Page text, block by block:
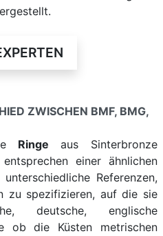
ZWISCHEN BMF, BMG,
Ringeaus Sinterbronze
einer ähnlichen
Referenzen,
zu spezifizieren, auf die sie
deutsche, englische
ob die Küsten metrischen